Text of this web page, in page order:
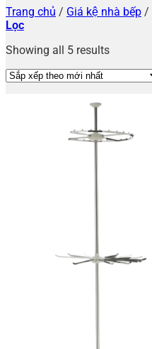
Trang chủ / Giá kệ nhà bếp /
Lọc
Showing all 5 results